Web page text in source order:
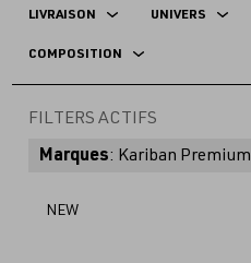
LIVRAISON UNIVERS
COMPOSITION
FILTERS ACTIFS
Marques: Kariban Premium
NEW